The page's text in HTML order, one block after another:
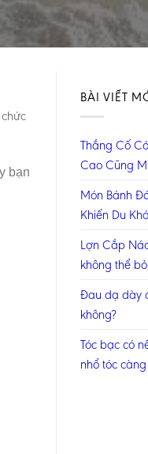
bạn
BÀI VIẾT
Thắng Cố
Cao Cũng
Món Bánh
Khiến Du
Lợn Cắp
không thể
Đau dạ dày
không?
Tóc bạc có
nhổ tóc